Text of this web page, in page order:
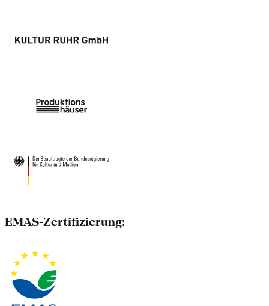
EMAS-Zertifizierung: